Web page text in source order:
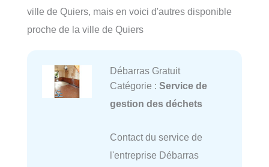
ville de Quiers, mais en voici d'autres disponible
proche de la ville de Quiers
Débarras Gratuit
Catégorie : Service de
gestion des déchets
Contact du service de
l'entreprise Débarras